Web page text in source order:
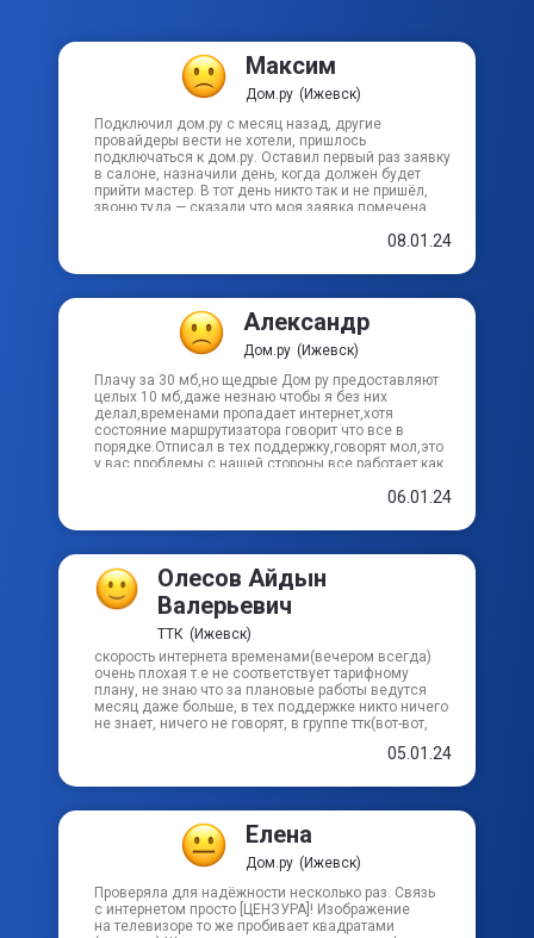
Максим
Дом.ру (Ижевск)
Подключил дом.ру с месяц назад, другие
провайдеры вести не хотели, пришлось
подключаться к дом.ру. Оставил первый раз заявку
в салоне, назначили день, когда должен будет
прийти мастер. В тот день никто так и не пришёл,
звоню туда — сказали что моя заявка помечена
на следующий день. всё сделал как надо. В целом
90 из 100мбит/с (особенно после того как купил
деревенских 10мбит/с никогда в жизни не видел
это считайте крышесносно. Планирую в будущем
брать апгрейд скорости, т. к. в салоне, да и сам
мастер, сказали мне что в моём доме это
возможно, но пока и так нормально. Единственное
что не понравилось — сраное PPPoE, к которому
роутер или другие устройства, если подключать
кабель напрямую, далеко не всегда
подключаются, считайте это большое везение,
но вроде как в интернет можно выйти и без него,
08.01.24
Александр
Дом.ру (Ижевск)
Плачу за 30 мб,но щедрые Дом ру предоставляют
целых 10 мб,даже незнаю чтобы я без них
делал,временами пропадает интернет,хотя
состояние маршрутизатора говорит что все в
порядке.Отписал в тех поддержку,говорят мол,это
у вас проблемы,с нашей стороны все работает как
работники разобраться с проблемой,которая
что выбрал Дом ру.Даже и не хочется говорить с
06.01.24
Олесов Айдын
Валерьевич
ТТК (Ижевск)
скорость интернета временами(вечером всегда)
очень плохая т.е не соответствует тарифному
плану, не знаю что за плановые работы ведутся
месяц даже больше, в тех поддержке никто ничего
не знает, ничего не говорят, в группе ттк(вот-вот,
администраторы тоже молчат, но умудряются
подключат и т.д пишут о новых тарифах, а вот с
молчат. Ну что там до дальневосточных "Чукча"
пусть живут со своими оленями, как небыло норм
провайдера, так и не будет, в других городах за 1к
самый лучший интернет, а мы платим 2к за самый
худший их тариф, а у нас он лучший, такова жизнь
что
05.01.24
Елена
Дом.ру (Ижевск)
Проверяла для надёжности несколько раз. Связь
с интернетом просто [ЦЕНЗУРА]! Изображение
на телевизоре то же пробивает квадратами